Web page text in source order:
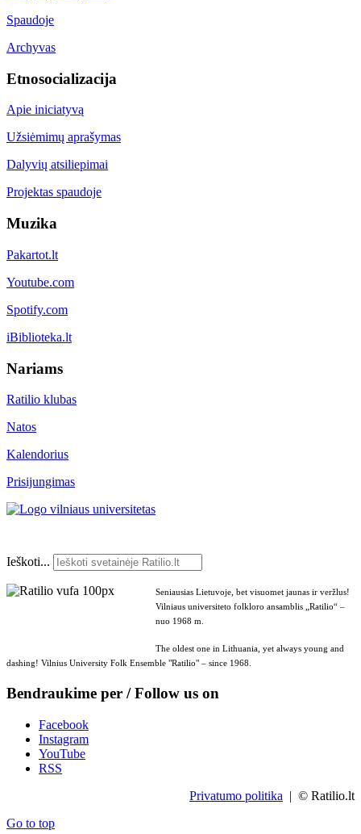
Spaudoje
Archyvas
Etnosocializacija
Apie iniciatyvą
Užsiėmimų aprašymas
Dalyvių atsiliepimai
Projektas spaudoje
Muzika
Pakartot.lt
Youtube.com
Spotify.com
iBiblioteka.lt
Nariams
Ratilio klubas
Natos
Kalendorius
Prisijungimas
Ieškoti...
Seniausias Lietuvoje, bet visuomet jaunas ir veržlus!
Vilniaus universiteto folkloro ansamblis „Ratilio“ –
nuo 1968 m.
The oldest one in Lithuania, yet always young and
dashing! Vilnius University Folk Ensemble "Ratilio" – since 1968.
Bendraukime per / Follow us on
Facebook
Instagram
YouTube
RSS
Privatumo politika | © Ratilio.lt
Go to top